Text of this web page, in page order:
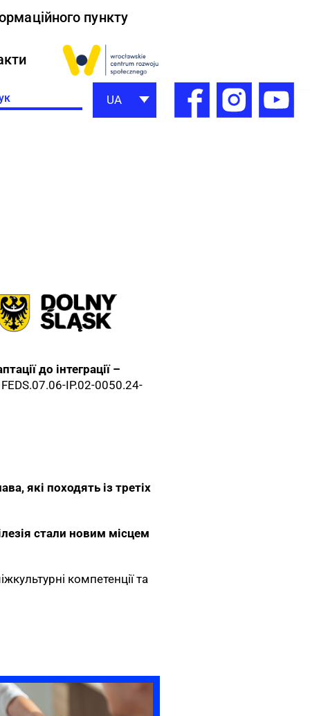
пункту
UA
до інтеграції –
IP.02-0050.24-
які походять із третіх
стали новим місцем
компетенції та